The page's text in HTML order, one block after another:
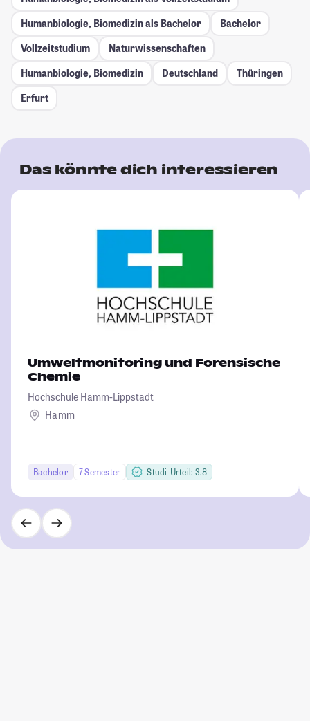
Humanbiologie, Biomedizin als Bachelor
Bachelor
Vollzeitstudium
Naturwissenschaften
Humanbiologie, Biomedizin
Deutschland
Thüringen
Erfurt
Das könnte dich interessieren
Umweltmonitoring und Forensische
Chemie
Hochschule Hamm-Lippstadt
Hamm
Bachelor 7 Semester Studi-Urteil: 3.8